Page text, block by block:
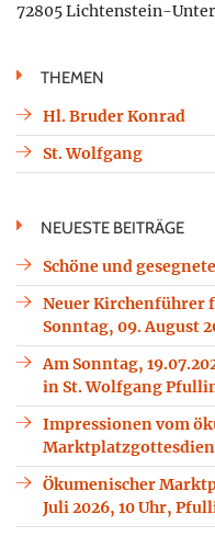
72805 Lichtenstein-
THEMEN
Hl. Bruder Konrad
St. Wolfgang
NEUESTE BEITRÄGE
Schöne und
Neuer Kirchenführer
Sonntag, 09. August
Am Sonntag,
in St. Wolfgang
Impressionen vom
Ökumenischer
Juli 2026, 10 Uhr,